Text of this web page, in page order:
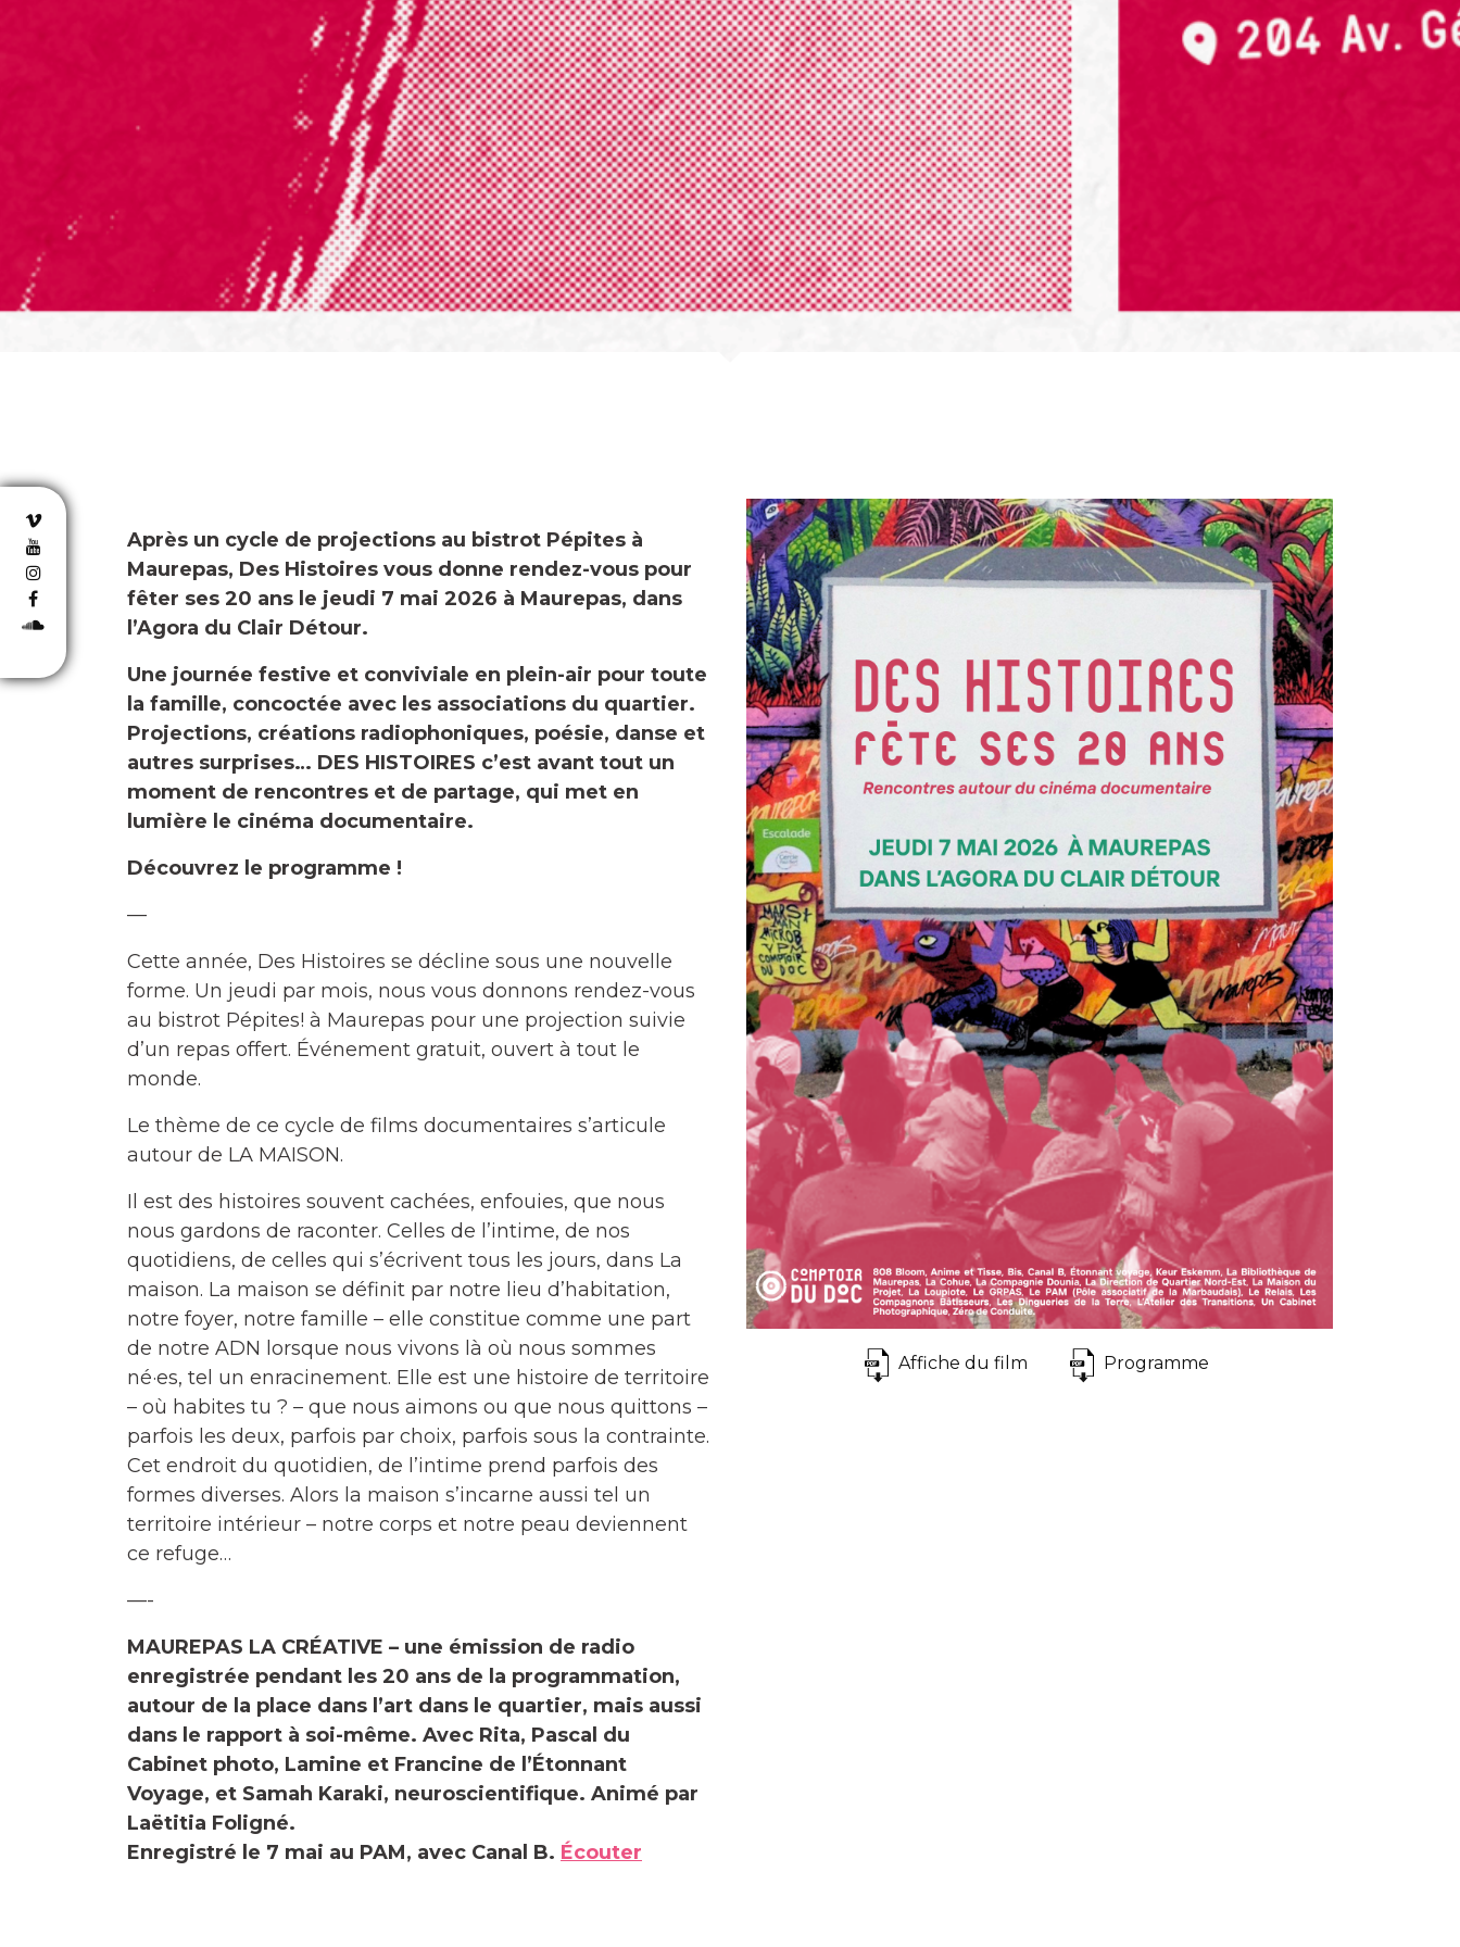
Après un cycle de projections au bistrot Pépites à
Maurepas, Des Histoires vous donne rendez-vous pour
fêter ses 20 ans le jeudi 7 mai 2026 à Maurepas, dans
l’Agora du Clair Détour.
Une journée festive et conviviale en plein-air pour toute
la famille, concoctée avec les associations du quartier.
Projections, créations radiophoniques, poésie, danse et
autres surprises… DES HISTOIRES c’est avant tout un
moment de rencontres et de partage, qui met en
lumière le cinéma documentaire.
Découvrez le programme !
—
Cette année, Des Histoires se décline sous une nouvelle
forme. Un jeudi par mois, nous vous donnons rendez-vous
au bistrot Pépites! à Maurepas pour une projection suivie
d’un repas offert. Événement gratuit, ouvert à tout le
monde.
Le thème de ce cycle de films documentaires s’articule
autour de LA MAISON.
Il est des histoires souvent cachées, enfouies, que nous
nous gardons de raconter. Celles de l’intime, de nos
quotidiens, de celles qui s’écrivent tous les jours, dans La
maison. La maison se définit par notre lieu d’habitation,
notre foyer, notre famille – elle constitue comme une part
de notre ADN lorsque nous vivons là où nous sommes
né·es, tel un enracinement. Elle est une histoire de territoire
– où habites tu ? – que nous aimons ou que nous quittons –
parfois les deux, parfois par choix, parfois sous la contrainte.
Cet endroit du quotidien, de l’intime prend parfois des
formes diverses. Alors la maison s’incarne aussi tel un
territoire intérieur – notre corps et notre peau deviennent
ce refuge…
—-
MAUREPAS LA CRÉATIVE – une émission de radio
enregistrée pendant les 20 ans de la programmation,
autour de la place dans l’art dans le quartier, mais aussi
dans le rapport à soi-même. Avec Rita, Pascal du
Cabinet photo, Lamine et Francine de l’Étonnant
Voyage, et Samah Karaki, neuroscientifique. Animé par
Laëtitia Foligné.
Enregistré le 7 mai au PAM, avec Canal B. Écouter
Affiche du film Programme